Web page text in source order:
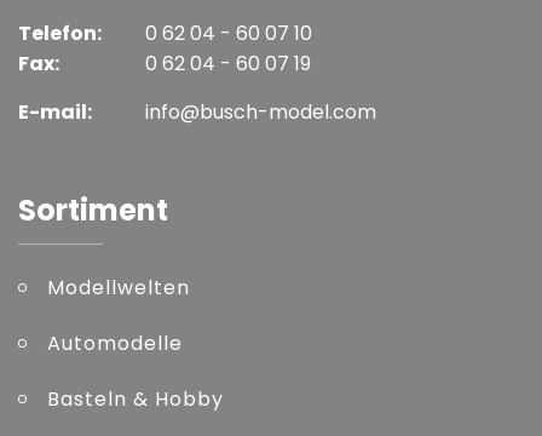
Telefon:
Fax:
0 62 04 - 60 07 10
0 62 04 - 60 07 19
E-mail:
info@busch-model.com
Sortiment
Modellwelten
Automodelle
Basteln & Hobby